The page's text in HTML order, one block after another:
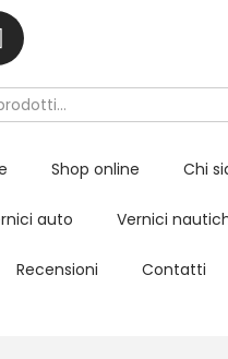
Shop online Chi
auto Vernici
Recensioni Contatti